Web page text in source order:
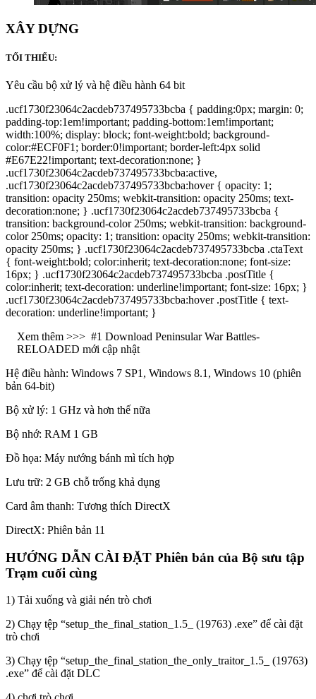
XÂY DỰNG
TỐI THIỂU:
Yêu cầu bộ xử lý và hệ điều hành 64 bit
.ucf1730f23064c2acdeb737495733bcba { padding:0px; margin: 0;
padding-top:1em!important; padding-bottom:1em!important;
width:100%; display: block; font-weight:bold; background-
color:#ECF0F1; border:0!important; border-left:4px solid
#E67E22!important; text-decoration:none; }
.ucf1730f23064c2acdeb737495733bcba:active,
.ucf1730f23064c2acdeb737495733bcba:hover { opacity: 1;
transition: opacity 250ms; webkit-transition: opacity 250ms; text-
decoration:none; } .ucf1730f23064c2acdeb737495733bcba {
transition: background-color 250ms; webkit-transition: background-
color 250ms; opacity: 1; transition: opacity 250ms; webkit-transition:
opacity 250ms; } .ucf1730f23064c2acdeb737495733bcba .ctaText
{ font-weight:bold; color:inherit; text-decoration:none; font-size:
16px; } .ucf1730f23064c2acdeb737495733bcba .postTitle {
color:inherit; text-decoration: underline!important; font-size: 16px; }
.ucf1730f23064c2acdeb737495733bcba:hover .postTitle { text-
decoration: underline!important; }
Xem thêm >>> #1 Download Peninsular War Battles-
RELOADED mới cập nhật
Hệ điều hành: Windows 7 SP1, Windows 8.1, Windows 10 (phiên
bản 64-bit)
Bộ xử lý: 1 GHz và hơn thế nữa
Bộ nhớ: RAM 1 GB
Đồ họa: Máy nướng bánh mì tích hợp
Lưu trữ: 2 GB chỗ trống khả dụng
Card âm thanh: Tương thích DirectX
DirectX: Phiên bản 11
HƯỚNG DẪN CÀI ĐẶT Phiên bản của Bộ sưu tập
Trạm cuối cùng
1) Tải xuống và giải nén trò chơi
2) Chạy tệp “setup_the_final_station_1.5_ (19763) .exe” để cài đặt
trò chơi
3) Chạy tệp “setup_the_final_station_the_only_traitor_1.5_ (19763)
.exe” để cài đặt DLC